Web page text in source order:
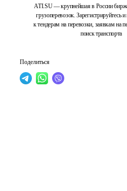
ATI.SU — крупнейшая в России
грузоперевозок. Зарегистрируйтесь
к тендерам на перевозки, заявкам на
поиск транспорта
Поделиться